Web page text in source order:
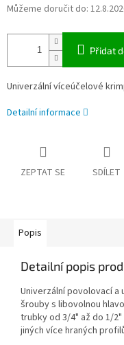
Můžeme doručit do:
Přidat
Univerzální víceúčelové
Detailní informace
ZEPTAT SE SDÍLET
Popis
Detailní popis
Univerzální povolovací
šrouby s libovolnou
trubky od 3/4" až do 1/
jiných více hraných